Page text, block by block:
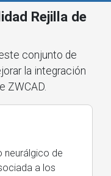
Rejilla de
conjunto de
la integración
ZWCAD.
neurálgico de
a los